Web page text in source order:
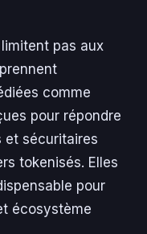
pas aux
comme
pour répondre
et sécuritaires
tokenisés. Elles
pour
écosystème